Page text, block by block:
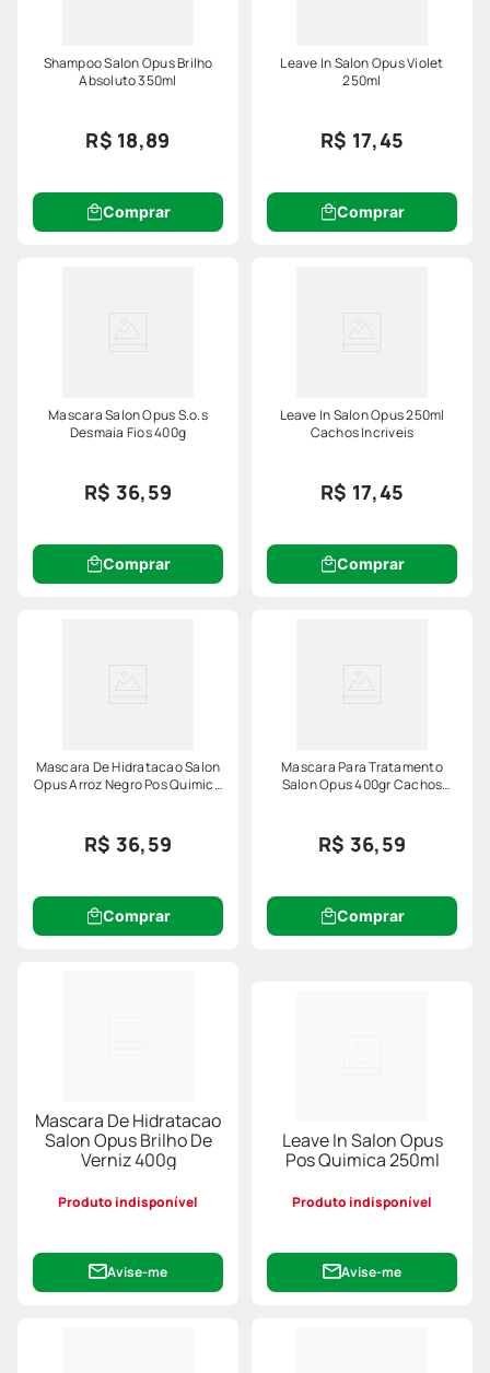
Shampoo Salon Opus Brilho
Absoluto 350ml
R$ 18,89
Comprar
Leave In Salon Opus Violet
250ml
R$ 17,45
Comprar
Mascara Salon Opus S.o.s
Desmaia Fios 400g
R$ 36,59
Comprar
Leave In Salon Opus 250ml
Cachos Incriveis
R$ 17,45
Comprar
Mascara De Hidratacao Salon
Opus Arroz Negro Pos Quimica
R$ 36,59
Comprar
Mascara Para Tratamento
Salon Opus 400gr Cachos
R$ 36,59
Comprar
Mascara De Hidratacao
Salon Opus Brilho De
Verniz 400g
Produto indisponível
Avise-me
Leave In Salon Opus
Pos Quimica 250ml
Produto indisponível
Avise-me